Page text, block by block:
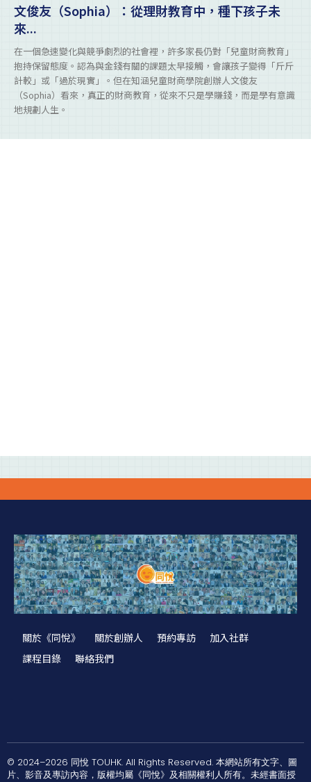
文俊友（Sophia）：從理財教育中，種下孩子未
來...
在一個急速變化與競爭劇烈的社會裡，許多家長仍對「兒童財商教育」
抱持保留態度。認為與金錢有關的課題太早接觸，會讓孩子變得「斤斤
計較」或「過於現實」。但在知涵兒童財商學院創辦人文俊友
（Sophia）看來，真正的財商教育，從來不只是學賺錢，而是學有意識
地規劃人生。
關於《同悅》 關於創辦人 預約專訪
加入社群
課程目錄
聯絡我們
© 2024–2026 同悅 TOUHK. All Rights Reserved. 本網站所有文字、圖
片、影音及專訪內容，版權均屬《同悅》及相關權利人所有。未經書面授